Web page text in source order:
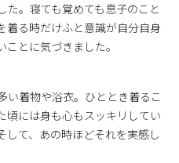
た。寝ても覚めても息子のこと
着る時だけふと意識が自分自身
とに気づきました。
い着物や浴衣。ひととき着るこ
頃には身も心もスッキリしてい
して、あの時ほどそれを実感し